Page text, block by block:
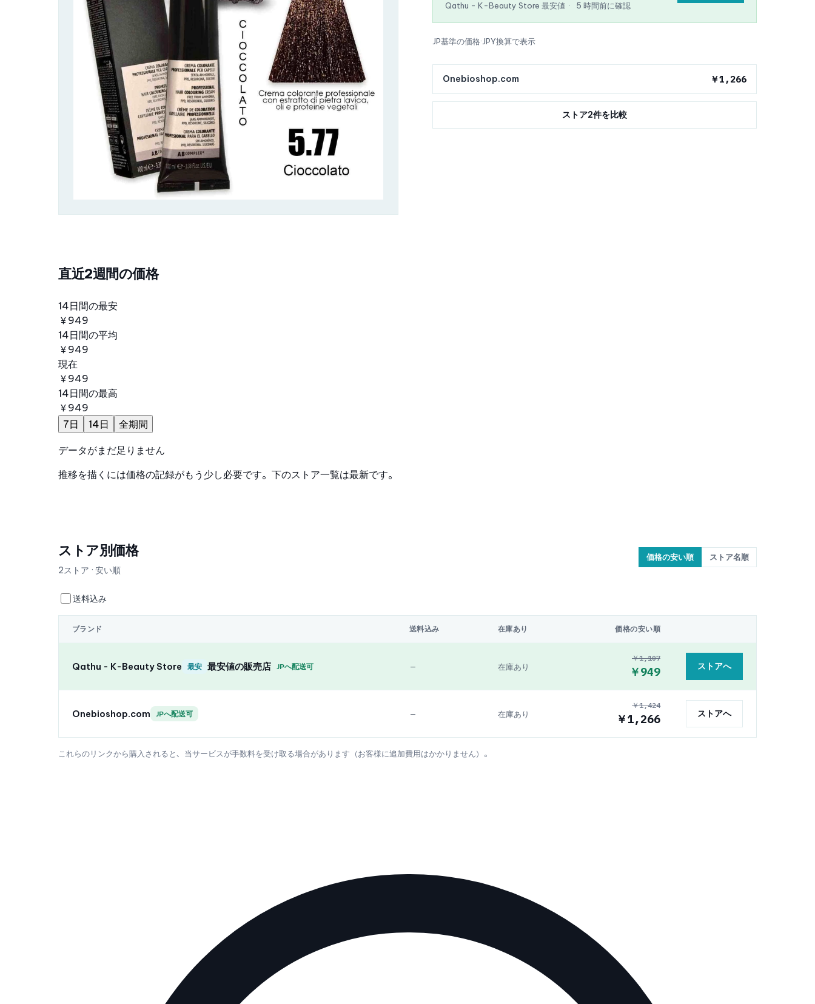
Qathu - K-Beauty Store 最安値 · 5 時間前に確認
JP基準の価格·JPY換算で表示
Onebioshop.com ￥1,266
ストア2件を比較
直近2週間の価格
14日間の最安
￥949
14日間の平均
￥949
現在
￥949
14日間の最高
￥949
7日
14日 全期間
データがまだ足りません
推移を描くには価格の記録がもう少し必要です。下のストア一覧は最新です。
ストア別価格
2ストア · 安い順
価格の安い順 ストア名順
送料込み
ブランド 送料込み 在庫あり 価格の安い順
Qathu - K-Beauty Store 最安 最安値の販売店 JPへ配送可 — 在庫あり
￥1,107
￥949 ストアへ
Onebioshop.com JPへ配送可 — 在庫あり
￥1,424
￥1,266 ストアへ
これらのリンクから購入されると、当サービスが手数料を受け取る場合があります（お客様に追加費用はかかりません）。